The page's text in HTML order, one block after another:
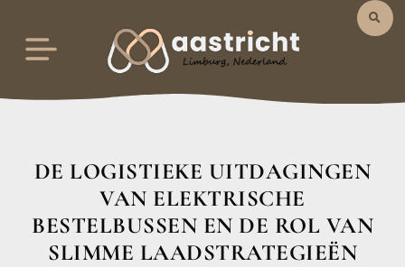
DE LOGISTIEKE UITDAGINGEN
VAN ELEKTRISCHE
BESTELBUSSEN EN DE ROL VAN
SLIMME LAADSTRATEGIEËN